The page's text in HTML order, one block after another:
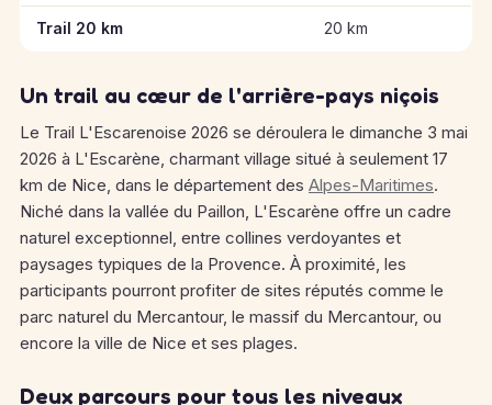
Trail 20 km 20 km
Un trail au cœur de l'arrière-pays niçois
Le Trail L'Escarenoise 2026 se déroulera le dimanche 3 mai
2026 à L'Escarène, charmant village situé à seulement 17
km de Nice, dans le département des Alpes-Maritimes.
Niché dans la vallée du Paillon, L'Escarène offre un cadre
naturel exceptionnel, entre collines verdoyantes et
paysages typiques de la Provence. À proximité, les
participants pourront profiter de sites réputés comme le
parc naturel du Mercantour, le massif du Mercantour, ou
encore la ville de Nice et ses plages.
Deux parcours pour tous les niveaux